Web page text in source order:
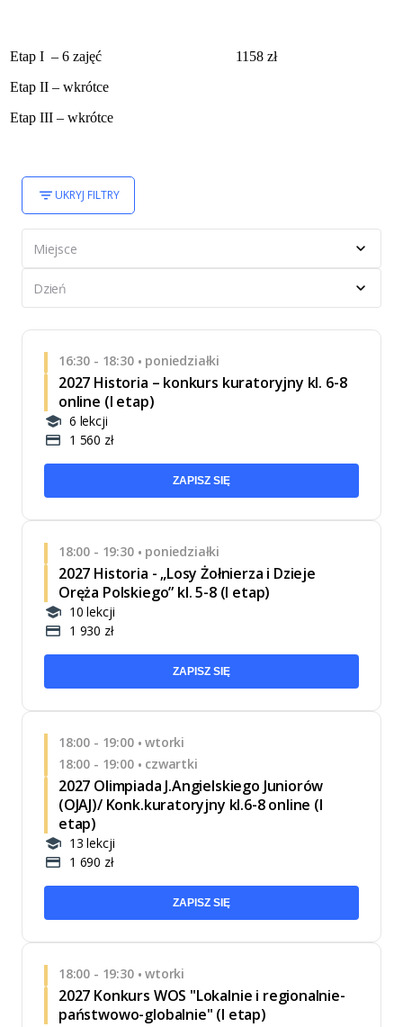
Etap I – 6 zajęć
Etap II – wkrótce
Etap III – wkrótce
1158 zł
UKRYJ FILTRY
Miejsce
Dzień
16:30 - 18:30• poniedziałki
2027 Historia – konkurs kuratoryjny kl. 6-8
online (I etap)
6 lekcji
1 560 zł
ZAPISZ SIĘ
18:00 - 19:30• poniedziałki
2027 Historia - „Losy Żołnierza i Dzieje
Oręża Polskiego” kl. 5-8 (I etap)
10 lekcji
1 930 zł
ZAPISZ SIĘ
18:00 - 19:00•wtorki
18:00 - 19:00• czwartki
2027 Olimpiada J.Angielskiego Juniorów
(OJAJ)/ Konk.kuratoryjny kl.6-8 online (I
etap)
13 lekcji
1 690 zł
ZAPISZ SIĘ
18:00 - 19:30•wtorki
2027 Konkurs WOS "Lokalnie i regionalnie-
państwowo-globalnie" (I etap)